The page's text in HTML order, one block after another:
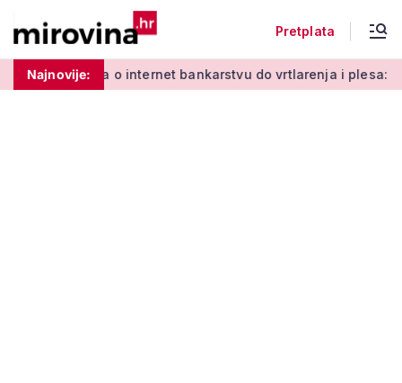
Pretplata
Najnovije:
Od učenja o internet bankarstvu do vrtlarenja i plesa: